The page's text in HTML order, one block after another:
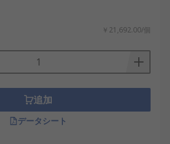
￥21,692.00/個
追加
データシート